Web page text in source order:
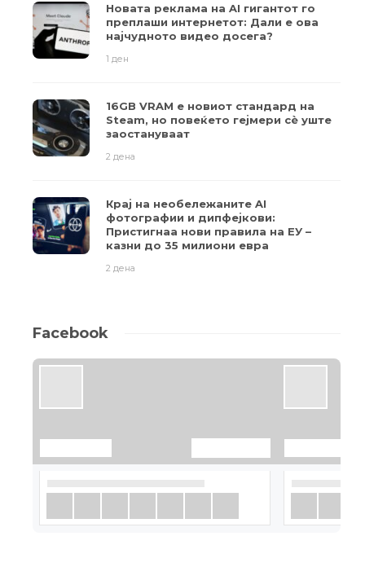
Новата реклама на AI гигантот го
преплаши интернетот: Дали е ова
најчудното видео досега?
1 ден
16GB VRAM е новиот стандард на
Steam, но повеќето гејмери ​​сè уште
заостануваат
2 дена
Крај на необележаните AI
фотографии и дипфејкови:
Пристигнаа нови правила на ЕУ –
казни до 35 милиони евра
2 дена
Facebook